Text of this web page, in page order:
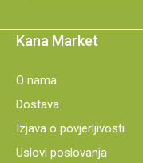
Kana Market
O nama
Dostava
Izjava o povjerljivosti
Uslovi poslovanja